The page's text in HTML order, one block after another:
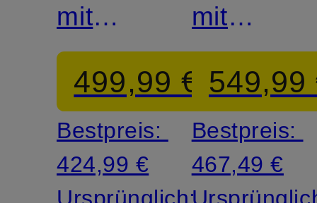
mit
Leinen
499,99 €
Bestpreis:
424,99 €
mit
549,99
Bestpreis:
467,49 €